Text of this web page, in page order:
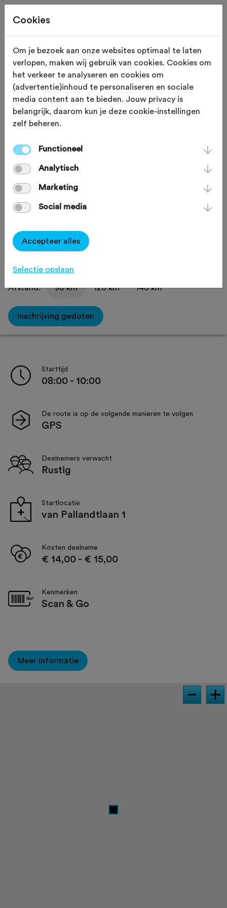
Deze tocht heeft reeds plaatsgevonden op 7-6-2025.
ZATERDAG 7 JUN 2025
STIEL metaal Coeverse
Heuvelentocht
Racefiets
Delen
Afstand: 90 km 120 km 140 km
Inschrijving gesloten
Starttijd
08:00 - 10:00
De route is op de volgende manieren te volgen
GPS
Deelnemers verwacht
Rustig
Startlocatie
van Pallandtlaan 1
Kosten deelname
€ 14,00 - € 15,00
Kenmerken
Scan & Go
Meer informatie
Cookies
Om je bezoek aan onze websites optimaal te laten
verlopen, maken wij gebruik van cookies. Cookies om
het verkeer te analyseren en cookies om
(advertentie)inhoud te personaliseren en sociale
media content aan te bieden. Jouw privacy is
belangrijk, daarom kun je deze cookie-instellingen
zelf beheren.
Functioneel
Analytisch
Marketing
Social media
Accepteer alles
Selectie opslaan